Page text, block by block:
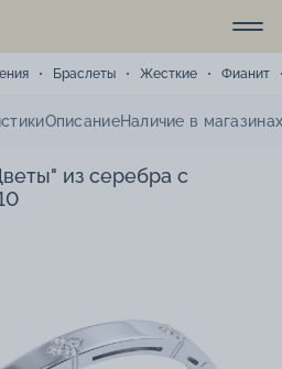
Браслеты Жесткие Фианит
ОписаниеНаличие в
из серебра с